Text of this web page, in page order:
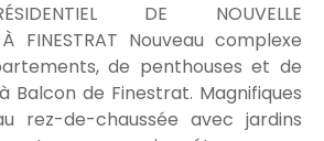
DE NOUVELLE
À FINESTRAT Nouveau complexe
de penthouses et de
Balcon de Finestrat. Magnifiques
rez-de-chaussée avec jardins